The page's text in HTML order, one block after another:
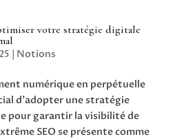
votre stratégie digitale
| Notions
numérique en perpétuelle
d’adopter une stratégie
pour garantir la visibilité de
SEO se présente comme